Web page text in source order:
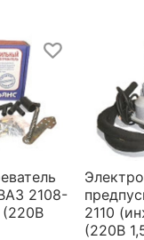
2108-
(220В
2110
(220В